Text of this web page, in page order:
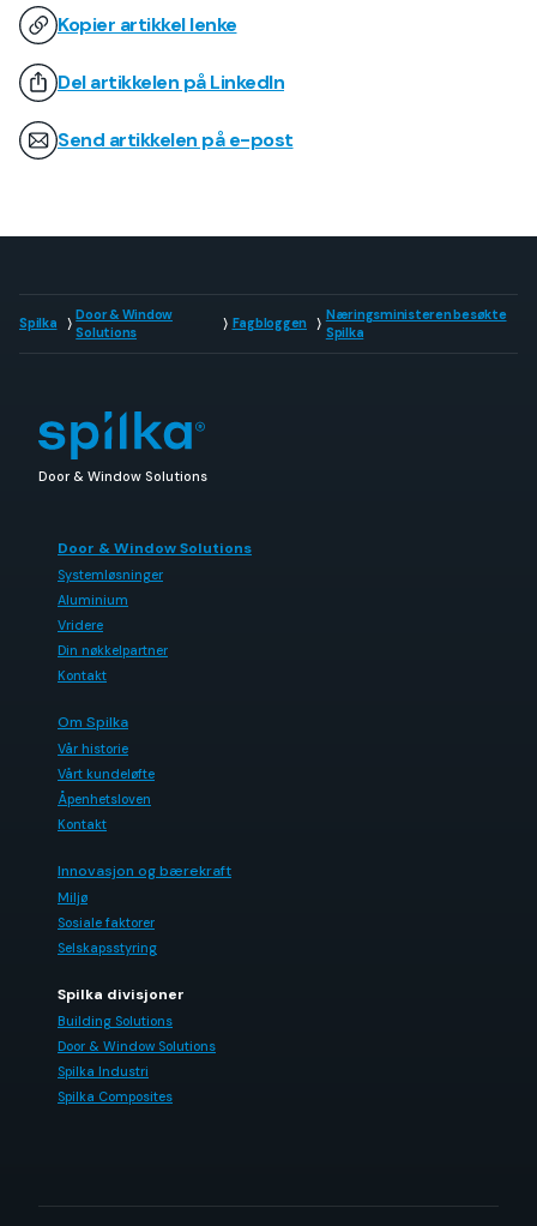
Kopier artikkel lenke
Del artikkelen på LinkedIn
Send artikkelen på e-post
Spilka
Door & Window
Solutions
Fagbloggen
Næringsministeren besøkte
Spilka
Door & Window Solutions
Door & Window Solutions
Systemløsninger
Aluminium
Vridere
Din nøkkelpartner
Kontakt
Om Spilka
Vår historie
Vårt kundeløfte
Åpenhetsloven
Kontakt
Innovasjon og bærekraft
Miljø
Sosiale faktorer
Selskapsstyring
Spilka divisjoner
Building Solutions
Door & Window Solutions
Spilka Industri
Spilka Composites